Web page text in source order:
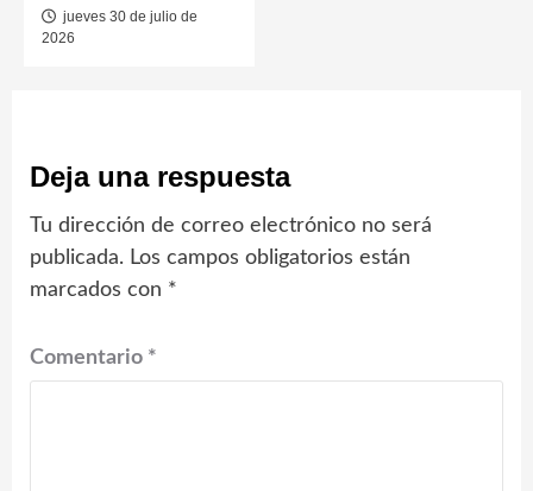
jueves 30 de julio de
2026
Deja una respuesta
Tu dirección de correo electrónico no será
publicada. Los campos obligatorios están
marcados con *
Comentario *